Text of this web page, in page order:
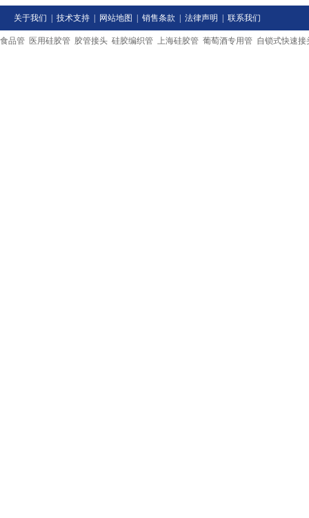
关于我们 技术支持 网站地图 销售条款 法律声明 联系我们
食品管 医用硅胶管 胶管接头 硅胶编织管 上海硅胶管 葡萄酒专用管 自锁式快速接